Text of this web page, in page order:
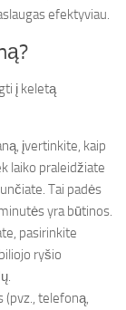
efektyviau.
į keletą
įvertinkite, kaip
laiko praleidžiate
Tai padės
yra būtinos.
pasirinkite
ryšio
(pvz., telefoną,